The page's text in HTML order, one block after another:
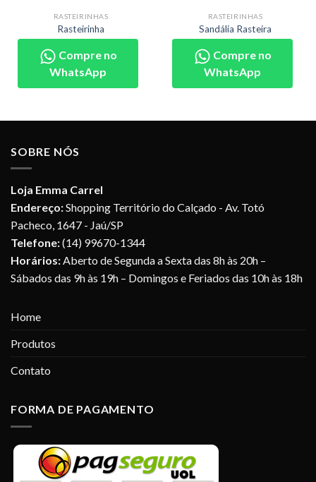
RASTEIRINHAS
Rasteirinha
Compre no
WhatsApp
RASTEIRINHAS
Sandália Rasteira
Compre no
WhatsApp
SOBRE NÓS
Loja Emma Carrel
Endereço:Shopping Território do Calçado - Av. Totó
Pacheco, 1647 - Jaú/SP
Telefone:(14) 99670-1344
Horários:Aberto de Segunda a Sexta das 8h às 20h –
Sábados das 9h às 19h – Domingos e Feriados das 10h às 18h
Home
Produtos
Contato
FORMA DE PAGAMENTO